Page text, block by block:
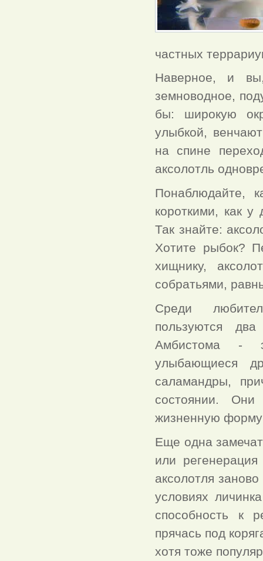
частных
Наверное, и
земноводное,
бы: широкую
улыбкой,
на спине
аксолотль
Понаблюдайте,
короткими, как у
Так знайте:
Хотите рыбок?
хищнику,
собратьями,
Среди
пользуются
Амбистома -
улыбающиеся
саламандры,
состоянии.
жизненную форму
Еще одна
или
аксолотля
условиях
способность к
прячась под
хотя тоже